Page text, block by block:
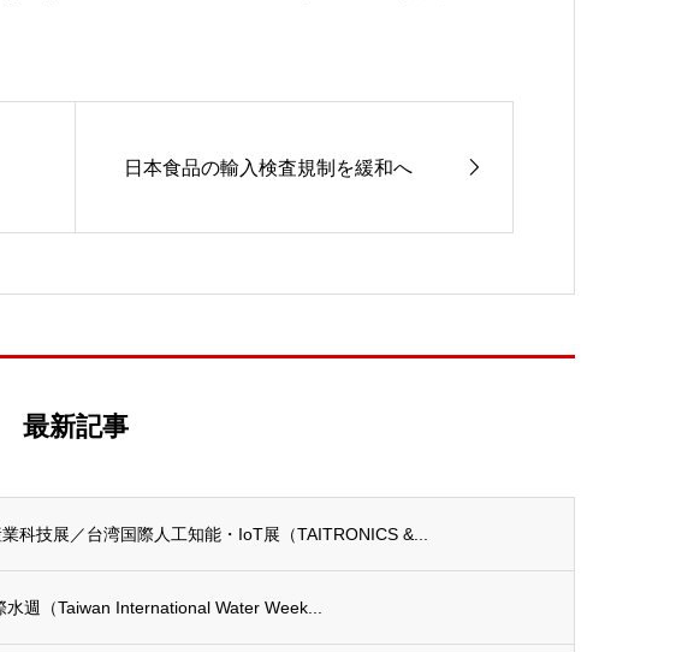
日本食品の輸入検査規制を緩和へ
最新記事
科技展／台湾国際人工知能・IoT展（TAITRONICS &...
週（Taiwan International Water Week...